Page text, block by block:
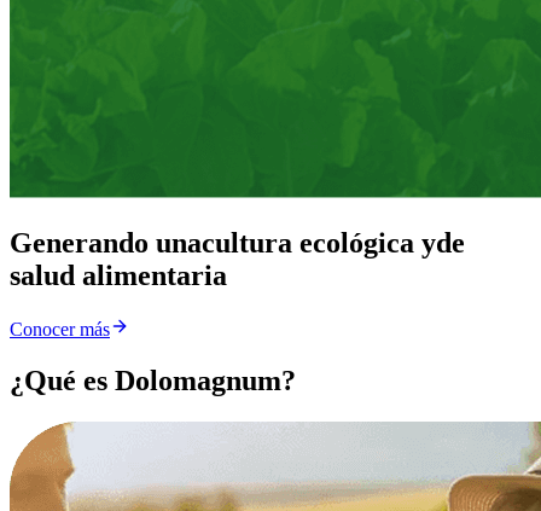
Generando unacultura ecológica yde
salud alimentaria
Conocer más
¿Qué es Dolomagnum?